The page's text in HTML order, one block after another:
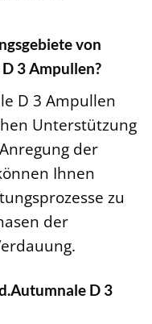
von
3 Ampullen?
D 3 Ampullen
Unterstützung
der
Ihnen
zu
der
D 3